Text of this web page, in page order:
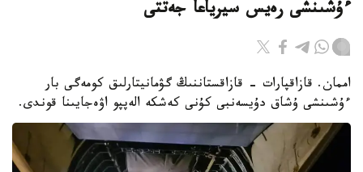
ءۇشىنشى رەيس سيرياعا جەتتى
اممان. قازاقپارات - قازاقستاننىڭ گۋمانيتارلىق كومەگى بار
ءۇشىنشى ۇشاق دۇيسەنبى كۇنى كەشكە الەپپو اۋەجايىنا قوندى.